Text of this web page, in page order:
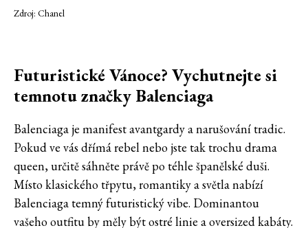
Zdroj: Chanel
Futuristické Vánoce? Vychutnejte si
temnotu značky Balenciaga
Balenciaga je manifest avantgardy a narušování tradic.
Pokud ve vás dřímá rebel nebo jste tak trochu drama
queen, určitě sáhněte právě po téhle španělské duši.
Místo klasického třpytu, romantiky a světla nabízí
Balenciaga temný futuristický vibe. Dominantou
vašeho outfitu by měly být ostré linie a oversized kabáty.